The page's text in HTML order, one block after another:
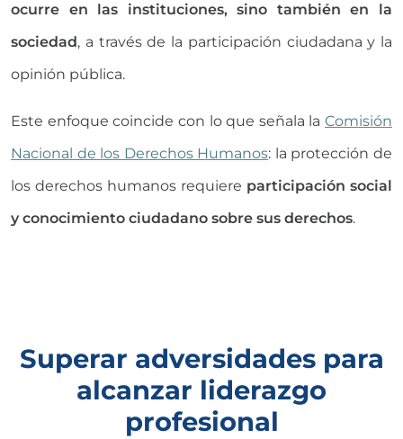
ocurre en las instituciones, sino también en la
sociedad , a través de la participación ciudadana y la
opinión pública.
Este enfoque coincide con lo que señala la Comisión
Nacional de los Derechos Humanos: la protección de
los derechos humanos requiere participación social
y conocimiento ciudadano sobre sus derechos.
Superar adversidades para
alcanzar liderazgo
profesional